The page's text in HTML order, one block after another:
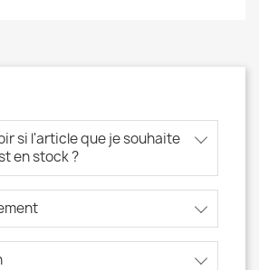
si l'article que je souhaite
en stock ?